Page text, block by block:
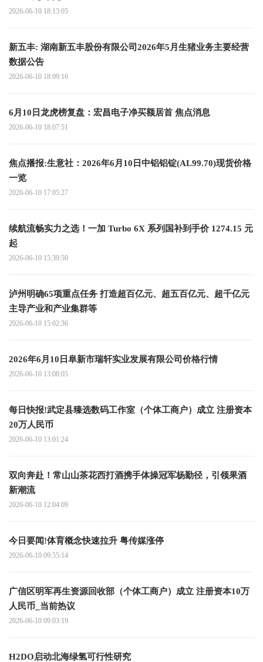
2026-06-10 18:13:05
新五丰: 湖南新五丰股份有限公司2026年5月生猪业务主要经营
数据公告
2026-06-10 18:09:16
6月10日龙虎榜复盘：宏昌电子净买额居首 焦点消息
2026-06-10 18:07:51
焦点播报:生意社：2026年6月10日中铝铝锭(AL99.70)现货价格
一览
2026-06-10 17:05:27
续航流畅实力之选！一加 Turbo 6X 系列国补到手价 1274.15 元
起
2026-06-10 15:39:50
泸州明确65项重点任务 打造超百亿元、超五百亿元、超千亿元
主导产业和产业集群等
2026-06-10 15:02:36
2026年6月10日阜新市瑞轩实业发展有限公司价格行情
2026-06-10 13:08:05
每日快报!武定县臻选数码工作室（个体工商户）成立 注册资本
20万人民币
2026-06-10 13:01:24
双向奔赴！常山山茶花西打酒携手体操冠军杨勤径，引领果酒
新潮流
2026-06-10 12:04:09
今日要闻!体育概念快速拉升 粤传媒涨停
2026-06-10 09:55:14
广信区明军再生资源回收部（个体工商户）成立 注册资本10万
人民币_当前热议
2026-06-10 09:03:19
H2DO启动北海绿氢可行性研究